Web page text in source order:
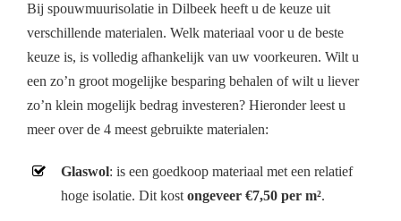
Bij spouwmuurisolatie in Dilbeek heeft u de keuze uit
verschillende materialen. Welk materiaal voor u de beste
keuze is, is volledig afhankelijk van uw voorkeuren. Wilt u
een zo’n groot mogelijke besparing behalen of wilt u liever
zo’n klein mogelijk bedrag investeren? Hieronder leest u
meer over de 4 meest gebruikte materialen:
Glaswol: is een goedkoop materiaal met een relatief
hoge isolatie. Dit kostongeveer €7,50 per m².